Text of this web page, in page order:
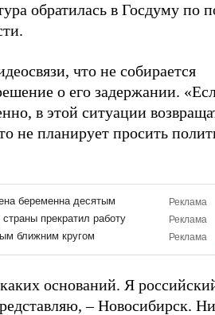
обратилась в Госдуму по
что не собирается
о его задержании.
в этой ситуации
не планирует просить
оснований. Я
– Новосибирск.